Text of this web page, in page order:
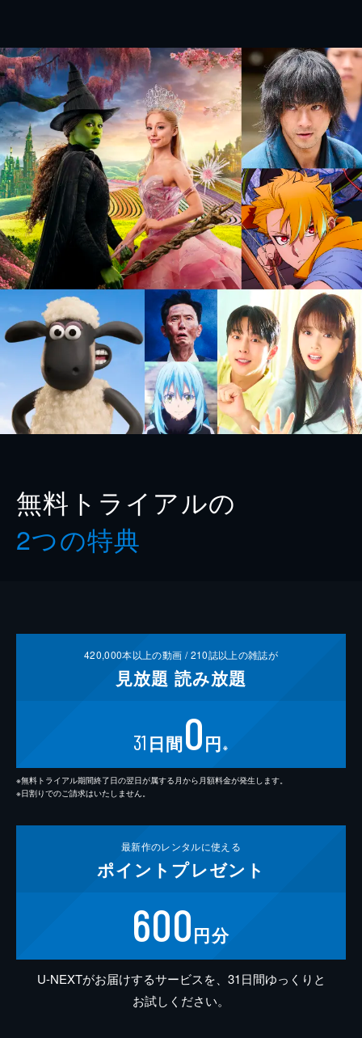
無料トライアルの
2つの特典
420,000本以上の動画 /210誌以上の雑誌が
見放題 読み放題
31 日間0円 ※
※無料トライアル期間終了日の翌日が属する月から月額料金が発生します。
※日割りでのご請求はいたしません。
最新作のレンタルに使える
ポイント プレゼント
600円分
U-NEXTがお届けするサービスを、31日間ゆっくりと
お試しください。